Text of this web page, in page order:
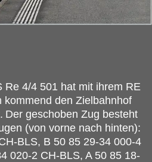
Re 4/4 501 hat mit ihrem RE
kommend den Zielbahnhof
Der geschoben Zug besteht
(von vorne nach hinten):
BLS, B 50 85 29-34 000-4
020-2 CH-BLS, A 50 85 18-